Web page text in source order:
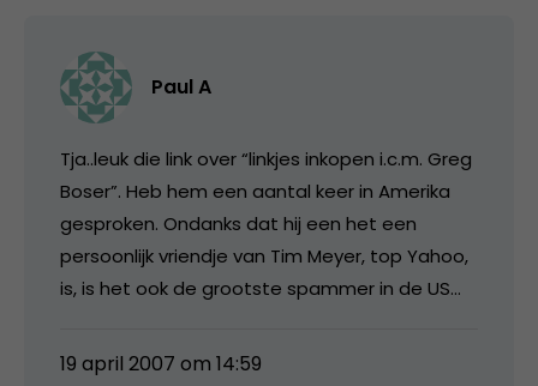
Paul A
Tja..leuk die link over “linkjes inkopen i.c.m. Greg
Boser”. Heb hem een aantal keer in Amerika
gesproken. Ondanks dat hij een het een
persoonlijk vriendje van Tim Meyer, top Yahoo,
is, is het ook de grootste spammer in de US…
19 april 2007 om 14:59